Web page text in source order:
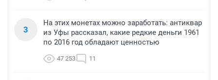
3
На этих монетах можно заработать: антиквар
из Уфы рассказал, какие редкие деньги 1961
по 2016 год обладают ценностью
47 253 11